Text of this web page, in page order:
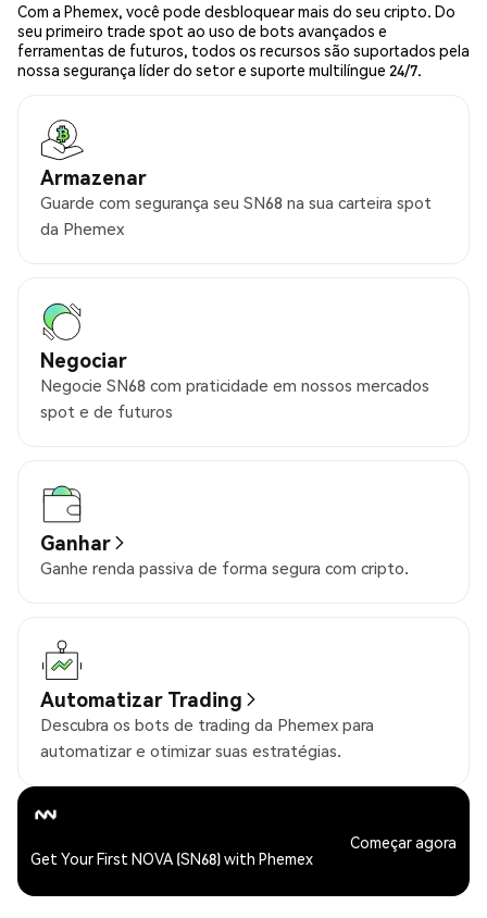
Com a Phemex, você pode desbloquear mais do seu cripto. Do
seu primeiro trade spot ao uso de bots avançados e
ferramentas de futuros, todos os recursos são suportados pela
nossa segurança líder do setor e suporte multilíngue 24/7.
Armazenar
Guarde com segurança seu SN68 na sua carteira spot
da Phemex
Negociar
Negocie SN68 com praticidade em nossos mercados
spot e de futuros
Ganhar
Ganhe renda passiva de forma segura com cripto.
Automatizar Trading
Descubra os bots de trading da Phemex para
automatizar e otimizar suas estratégias.
Get Your First NOVA (SN68) with Phemex
Começar agora